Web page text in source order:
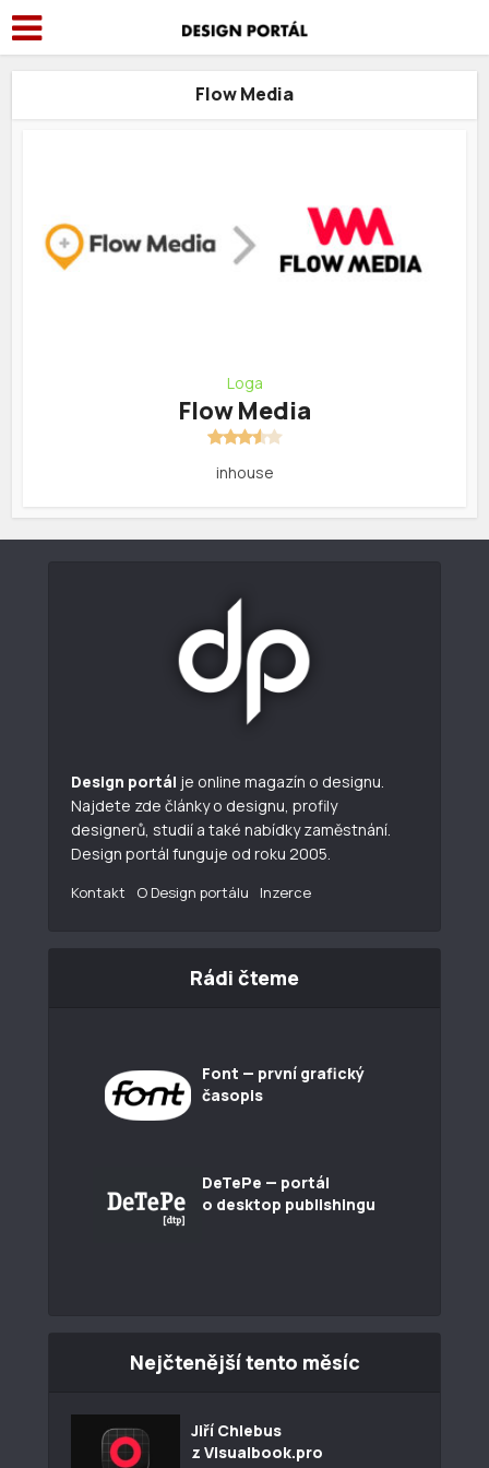
Flow Media
Loga
Flow Media
inhouse
Design portál je online magazín o designu.
Najdete zde články o designu, profily
designerů, studií a také nabídky zaměstnání.
Design portál funguje od roku 2005.
Kontakt O Design portálu Inzerce
Rádi čteme
Font — první grafický
časopis
DeTePe — portál
o desktop publishingu
Nejčtenější tento měsíc
Jiří Chlebus
z Visualbook.pro